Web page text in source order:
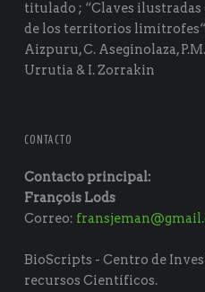
titulado ; “Claves ilustradas
de los territorios
Aizpuru, C. Aseginolaza,
Urrutia & I. Zorrakin
CONTACTO
Contacto principal:
François Lods
Correo:
BioScripts - Centro de
recursos Científicos.